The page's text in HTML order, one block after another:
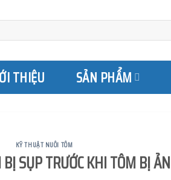
THIỆU SẢN PHẨM
KỸ THUẬT NUÔI TÔM
BỊ SỤP TRƯỚC KHI TÔM BỊ